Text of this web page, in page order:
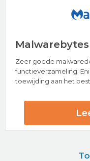
Hoogtepunten
24/7 klantenservice
Malwarebytes
Zeer goede
functieverzameling.
toewijding aan het